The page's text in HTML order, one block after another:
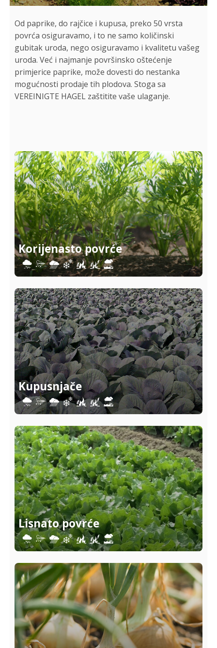
Od paprike, do rajčice i kupusa, preko 50 vrsta
povrća osiguravamo, i to ne samo količinski
gubitak uroda, nego osiguravamo i kvalitetu vašeg
uroda. Već i najmanje površinsko oštećenje
primjerice paprike, može dovesti do nestanka
mogućnosti prodaje tih plodova. Stoga sa
VEREINIGTE HAGEL zaštitite vaše ulaganje.
Korijenasto povrće
Kupusnjače
Lisnato povrće